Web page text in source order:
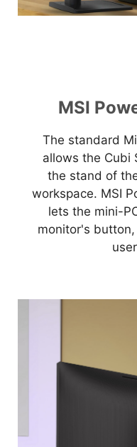
MSI
The standard
allows the Cubi
the stand of
workspace. MSI
lets the mini-
monitor's